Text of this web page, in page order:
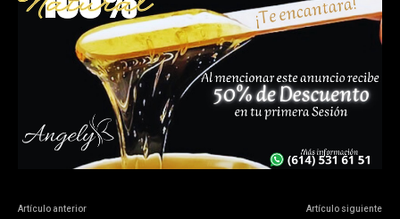
Artículo anterior Artículo siguiente